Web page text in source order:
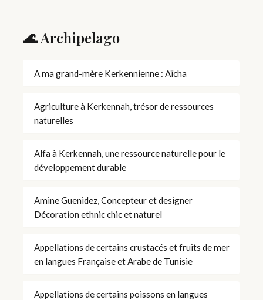
🌊 Archipelago
A ma grand-mère Kerkennienne : Aïcha
Agriculture à Kerkennah, trésor de ressources
naturelles
Alfa à Kerkennah, une ressource naturelle pour le
développement durable
Amine Guenidez, Concepteur et designer
Décoration ethnic chic et naturel
Appellations de certains crustacés et fruits de mer
en langues Française et Arabe de Tunisie
Appellations de certains poissons en langues